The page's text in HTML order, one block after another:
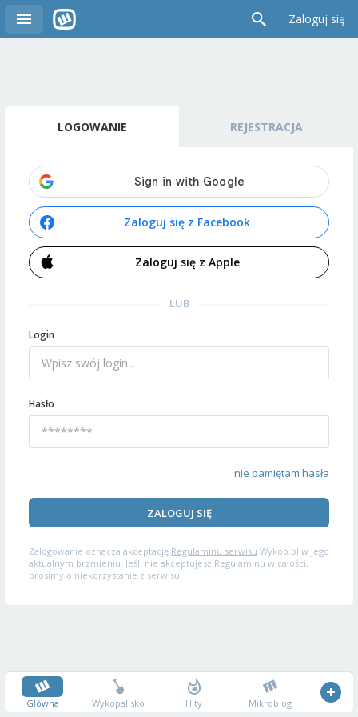
Zaloguj się
LOGOWANIE REJESTRACJA
Zaloguj się z Facebook
Zaloguj się z Apple
LUB
Login
Hasło
nie pamiętam hasła
ZALOGUJ SIĘ
Zalogowanie oznacza akceptację Regulaminu serwisu Wykop.pl w jego
aktualnym brzmieniu. Jeśli nie akceptujesz Regulaminu w całości,
prosimy o niekorzystanie z serwisu.
Główna Wykopalisko Hity Mikroblog